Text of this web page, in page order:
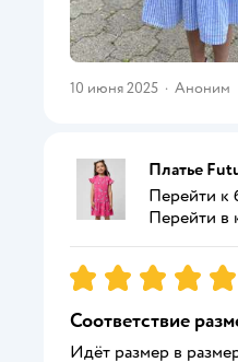
10 июня 2025 · Аноним
Платье
Перейти к
Перейти в
Рейтинг:5
Соответствие
Идёт размер в